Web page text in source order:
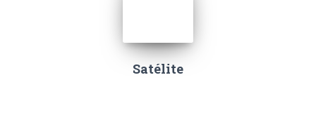
Satélite